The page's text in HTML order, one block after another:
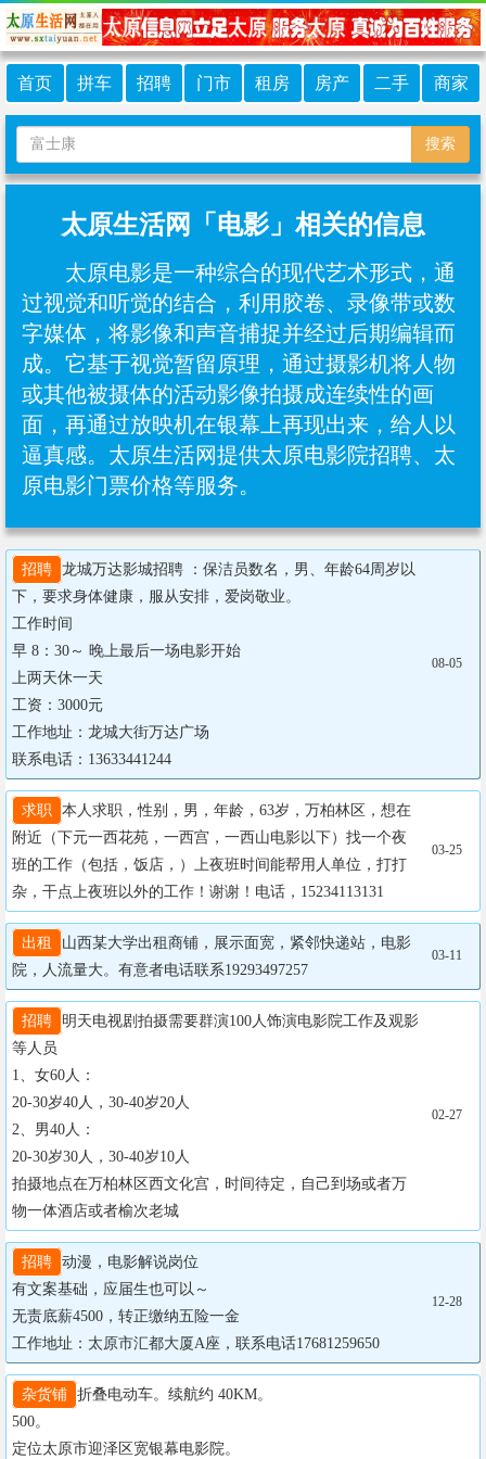
首页 拼车 招聘 门市 租房 房产 二手 商家
搜索
太原生活网「电影」相关的信息
太原电影是一种综合的现代艺术形式，通
过视觉和听觉的结合，利用胶卷、录像带或数
字媒体，将影像和声音捕捉并经过后期编辑而
成‌。它基于视觉暂留原理，通过摄影机将人物
或其他被摄体的活动影像拍摄成连续性的画
面，再通过放映机在银幕上再现出来，给人以
逼真感‌。太原生活网提供太原电影院招聘、太
原电影门票价格等服务。
招聘 龙城万达影城招聘 ：保洁员数名，男、年龄64周岁以
下，要求身体健康，服从安排，爱岗敬业。
工作时间
早 8：30～ 晚上最后一场电影开始
上两天休一天
工资：3000元
工作地址：龙城大街万达广场
联系电话：13633441244
08-05
求职
本人求职，性别，男，年龄，63岁，万柏林区，想在
附近（下元一西花苑，一西宫，一西山电影以下）找一个夜
班的工作（包括，饭店，）上夜班时间能帮用人单位，打打
杂，干点上夜班以外的工作！谢谢！电话，15234113131
03-25
出租
山西某大学出租商铺，展示面宽，紧邻快递站，电影
院，人流量大。有意者电话联系19293497257
03-11
招聘
明天电视剧拍摄需要群演100人饰演电影院工作及观影
等人员
1、女60人：
20-30岁40人，30-40岁20人
2、男40人：
20-30岁30人，30-40岁10人
拍摄地点在万柏林区西文化宫，时间待定，自己到场或者万
物一体酒店或者榆次老城
02-27
招聘 动漫，电影解说岗位
有文案基础，应届生也可以～
无责底薪4500，转正缴纳五险一金
工作地址：太原市汇都大厦A座，联系电话17681259650
12-28
杂货铺 折叠电动车。续航约 40KM。
500。
定位太原市迎泽区宽银幕电影院。